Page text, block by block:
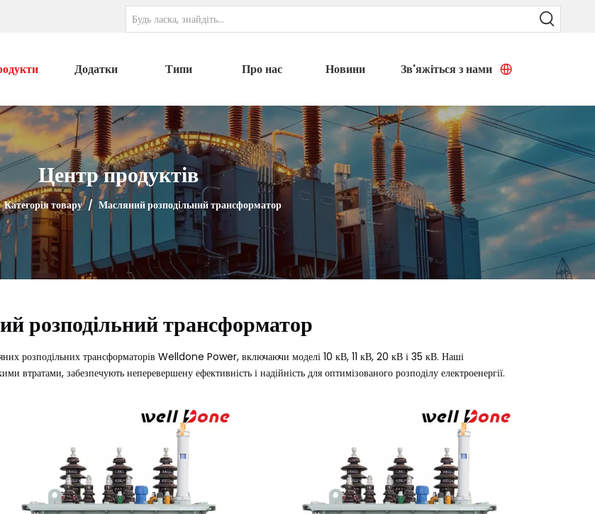
Додатки Типи Про нас Новини Зв'яжіться з нами
Центр продуктів
Категорія товару / Масляний розподільний трансформатор
розподільний трансформатор
розподільних трансформаторів Welldone Power, включаючи моделі 10 кВ, 11 кВ, 20 кВ і 35 кВ. Наші
втратами, забезпечують неперевершену ефективність і надійність для оптимізованого розподілу електроенергії.